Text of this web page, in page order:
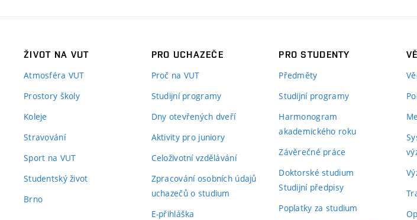
ŽIVOT NA VUT
Atmosféra VUT
Prostory školy
Koleje
Stravování
Sport na VUT
Studentský život
Brno
PRO UCHAZEČE
Proč na VUT
Studijní programy
Dny otevřených dveří
Aktivity pro juniory
Celoživotní vzdělávání
Zpracování osobních údajů
uchazečů o studium
E-přihláška
PRO STUDENTY
Předměty
Studijní programy
Harmonogram
akademického roku
Závěrečné práce
Doktorské studium
Studijní předpisy
Poplatky za studium